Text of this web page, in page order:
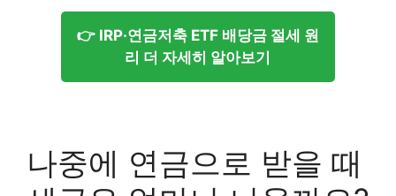
👉 IRP·연금저축 ETF 배당금 절세 원
리 더 자세히 알아보기
나중에 연금으로 받을 때